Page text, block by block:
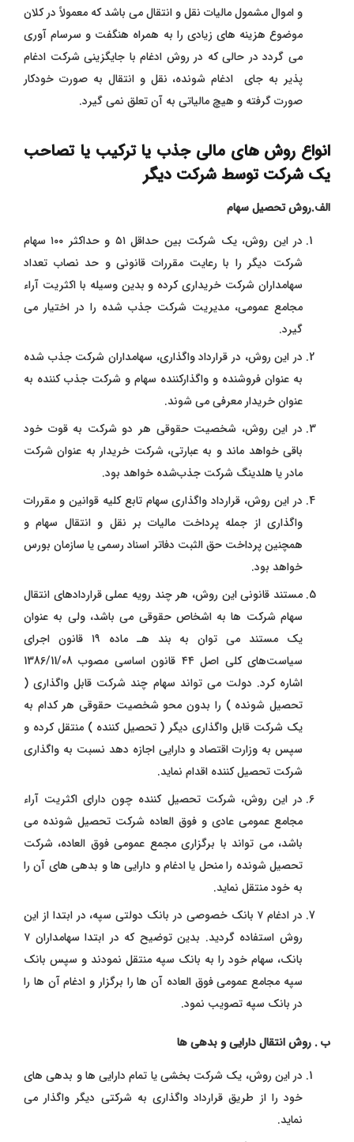
و اموال مشمول مالیات نقل و انتقال می‌ باشد که معمولاً در کلان
موضوع هزینه‌ های زیادی را به همراه هنگفت و سرسام آوری
می ‌گردد در حالی که در روش ادغام با جایگزینی شرکت ادغام‌
پذیر به جای ادغام شونده، نقل و انتقال به صورت خودکار
صورت گرفته و هیچ مالیاتی به آن تعلق نمی ‌گیرد.
انواع روش‌ های مالی جذب یا ترکیب یا تصاحب
یک شرکت توسط شرکت دیگر
الف.روش تحصیل سهام
در این روش، یک شرکت بین حداقل ۵۱ و حداکثر ۱۰۰ سهام
شرکت دیگر را با رعایت مقررات قانونی و حد نصاب تعداد
سهامداران شرکت خریداری کرده و بدین وسیله با اکثریت آراء
مجامع عمومی، مدیریت شرکت جذب ‌شده را در اختیار می
‌گیرد.
در این روش، در قرارداد واگذاری، سهامداران شرکت جذب ‌شده
به عنوان فروشنده و واگذارکننده سهام و شرکت جذب ‌کننده به
عنوان خریدار معرفی می‌ شوند.
در این روش، شخصیت حقوقی هر دو شرکت به قوت خود
باقی خواهد ماند و به عبارتی، شرکت خریدار به عنوان شرکت
مادر یا هلدینگ شرکت جذب‌شده خواهد بود.
در این روش، قرارداد واگذاری سهام تابع کلیه قوانین و مقررات
واگذاری از جمله پرداخت مالیات بر نقل و انتقال سهام و
همچنین پرداخت حق الثبت دفاتر اسناد رسمی یا سازمان بورس
خواهد بود.
مستند قانونی این روش، هر چند رویه عملی قراردادهای انتقال
سهام شرکت ‌ها به اشخاص حقوقی می ‌باشد، ولی به عنوان
یک مستند می‌ توان به بند هـ ماده ۱۹ قانون اجرای
سیاست‌های کلی اصل ۴۴ قانون اساسی مصوب 1386/11/08
اشاره کرد. دولت می ‌تواند سهام چند شرکت قابل واگذاری (
تحصیل شونده ) را بدون محو شخصیت حقوقی هر کدام به
یک شرکت قابل واگذاری دیگر ( تحصیل کننده ) منتقل کرده و
سپس به وزارت اقتصاد و دارایی اجازه دهد نسبت به واگذاری
شرکت تحصیل کننده اقدام نماید.
در این روش، شرکت تحصیل کننده چون دارای اکثریت آراء
مجامع عمومی عادی و فوق ‌العاده شرکت تحصیل شونده می‌
باشد، می‌ تواند با برگزاری مجمع عمومی فوق ‌العاده، شرکت
تحصیل شونده را منحل یا ادغام و دارایی ‌ها و بدهی‌ های آن را
به خود منتقل نماید.
در ادغام ۷ بانک خصوصی در بانک دولتی سپه، در ابتدا از این
روش استفاده گردید. بدین توضیح که در ابتدا سهامداران ۷
بانک، سهام خود را به بانک سپه منتقل نمودند و سپس بانک
سپه مجامع عمومی فوق ‌العاده آن‌ ها را برگزار و ادغام آن‌ ها را
در بانک سپه تصویب نمود.
ب . روش انتقال دارایی و بدهی ‌ها
در این روش، یک شرکت بخشی یا تمام دارایی‌ ها و بدهی ‌های
خود را از طریق قرارداد واگذاری به شرکتی دیگر واگذار می
‌نماید.